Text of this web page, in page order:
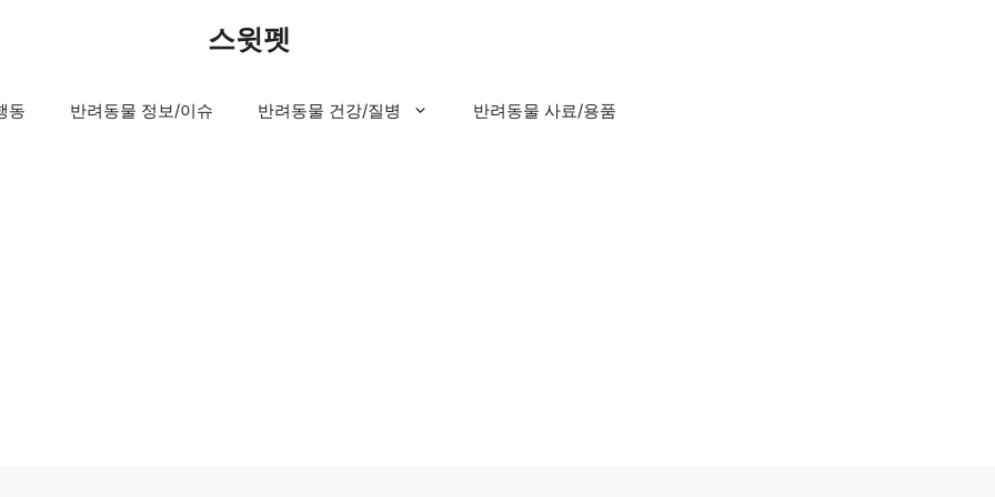
스윗펫
동 반려동물 정보/이슈 반려동물 건강/질병 반려동물 사료/용품